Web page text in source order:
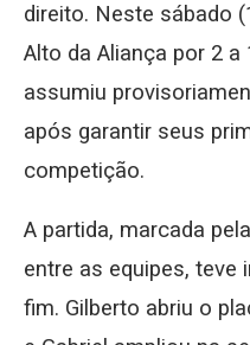
direito. Neste sábado
Alto da Aliança por 2 a
assumiu
após garantir seus
competição.
A partida, marcada
entre as equipes, teve
fim. Gilberto abriu o